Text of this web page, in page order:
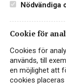
Nödvändiga
Cookie för
Cookies för
används, till
en möjlighet att
cookies